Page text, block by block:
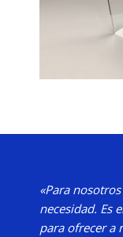
«Para
necesidad. Es
para ofrecer a